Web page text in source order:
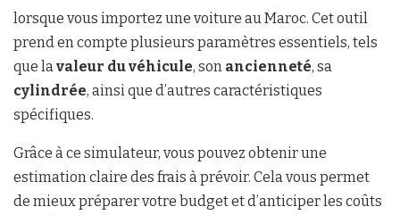
lorsque vous importez une voiture au Maroc. Cet outil
prend en compte plusieurs paramètres essentiels, tels
que lavaleur du véhicule, son ancienneté, sa
cylindrée, ainsi que d’autres caractéristiques
spécifiques.
Grâce à ce simulateur, vous pouvez obtenir une
estimation claire des frais à prévoir. Cela vous permet
de mieux préparer votre budget et d’anticiper les coûts